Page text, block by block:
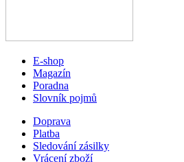
E-shop
Magazín
Poradna
Slovník pojmů
Doprava
Platba
Sledování zásilky
Vrácení zboží